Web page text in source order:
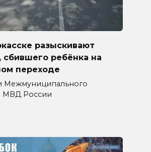
разыскивают
сбившего ребёнка на
переходе
Межмуниципального
МВД России